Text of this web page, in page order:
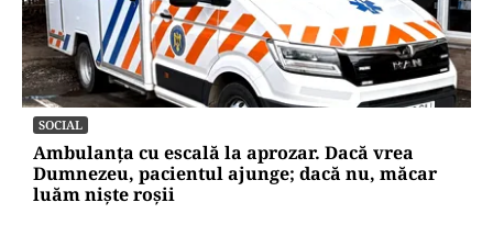
SOCIAL
Ambulanța cu escală la aprozar. Dacă vrea
Dumnezeu, pacientul ajunge; dacă nu, măcar
luăm niște roșii